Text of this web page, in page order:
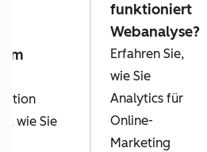
im
wie Sie
funktioniert
Webanalyse?
Erfahren Sie,
wie Sie
Analytics für
Online-
Marketing